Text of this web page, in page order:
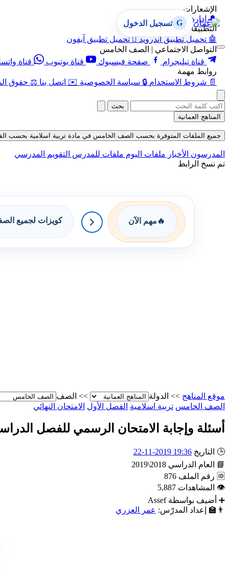
الإشعارات
🔔 إدارة الإشعارات
التطبيقات
🤖 تحميل تطبيق أندرويد  تحميل تطبيق آيفون
التواصل الاجتماعي | الصف الخامس
قناة تيليجرام
صفحة فيسبوك قناة يوتيوب قناة
روابط مهمة
📄 شروط الاستخدام 🔒 سياسة الخصوصية ✉️ اتصل بنا ⚖️ حقوق
G تسجيل الدخول
بحث
المناهج العمانية
جميع الملفات المتوفرة بحسب الصف الخامس في مادة تربية اسلامية بحسب الفصل
المدرسون الأخبار ملفات اليوم ملفات للمدرس التقويم المدرسي
تم نسخ الرابط
🔥 مهم الآن كويزات لجميع
موقع المناهج >> الدولة >> الصف
الصف الخامس تربية اسلامية الفصل الأول الامتحان النهائي
أسئلة وإجابة الامتحان الرسمي للفصل الدراسي الأول
🕒 التاريخ 19:36 2019-11-22
📘
العام الدراسي 2018\2019
🆔 رقم الملف 876
👁 المشاهدات 5,887
➕ أضيف بواسطة Assef
👨‍🏫
إعداد المدرّس: عمر العزري